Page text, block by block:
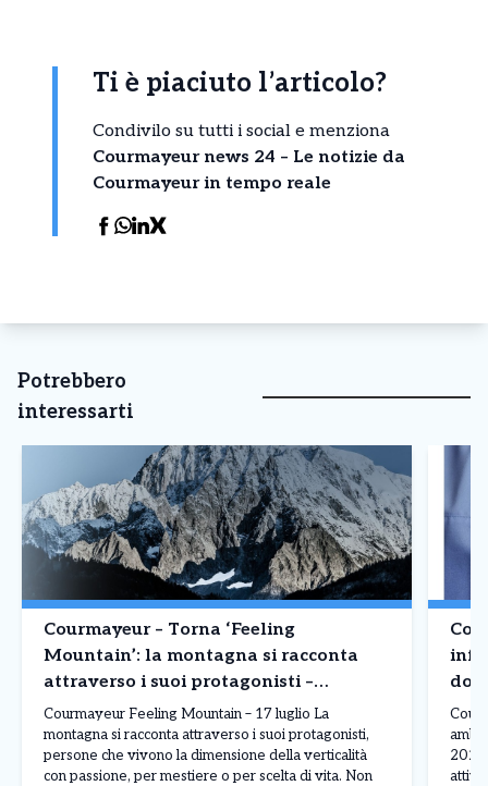
Ti è piaciuto l’articolo?
Condivilo su tutti i social e menziona
Courmayeur news 24 – Le notizie da
Courmayeur in tempo reale
Potrebbero
interessarti
Courmayeur – Torna ‘Feeling
Mountain’: la montagna si racconta
attraverso i suoi protagonisti –
Appuntamento 17 luglio
Courmayeur Feeling Mountain – 17 luglio La
montagna si racconta attraverso i suoi protagonisti,
persone che vivono la dimensione della verticalità
con passione, per mestiere o per scelta di vita. Non
2026